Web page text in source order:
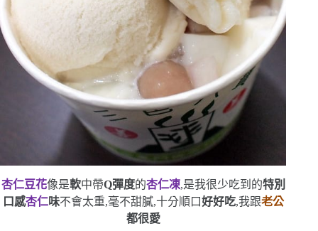
杏仁豆花像是軟中帶Q彈度的杏仁凍,是我很少吃到的特別
口感杏仁味不會太重,毫不甜膩,十分順口好好吃,我跟老公
都很愛